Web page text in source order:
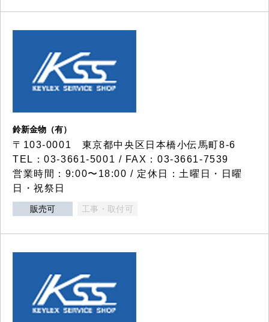
鈴新金物（有）
〒103-0001 東京都中央区日本橋小伝馬町8-6
TEL：03-3661-5001 / FAX：03-3661-7539
営業時間：9:00〜18:00 / 定休日：土曜日・日曜
日・祝祭日
販売可 工事・取付可